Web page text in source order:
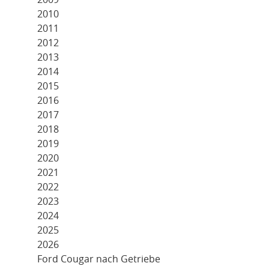
2010
2011
2012
2013
2014
2015
2016
2017
2018
2019
2020
2021
2022
2023
2024
2025
2026
Ford Cougar nach Getriebe